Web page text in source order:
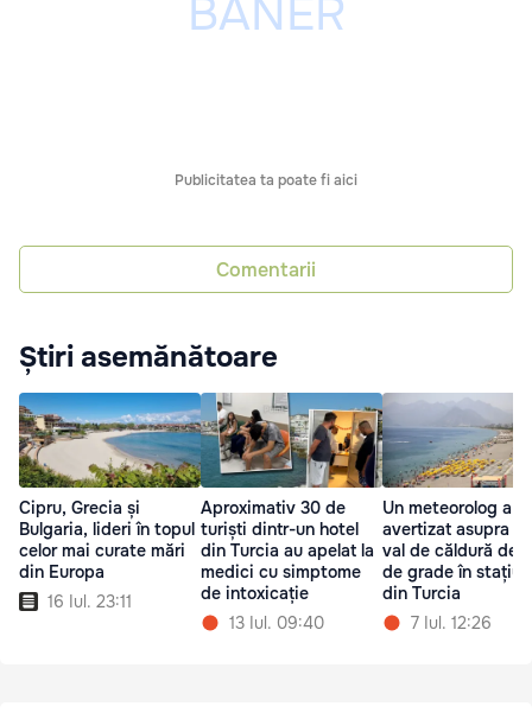
Publicitatea ta poate fi aici
Comentarii
Știri asemănătoare
Cipru, Grecia și
Bulgaria, lideri în topul
celor mai curate mări
din Europa
16 Iul. 23:11
Aproximativ 30 de
turiști dintr-un hotel
din Turcia au apelat la
medici cu simptome
de intoxicație
13 Iul. 09:40
Un meteorolog a
avertizat asupra
val de căldură de
de grade în
din Turcia
7 Iul. 12:26